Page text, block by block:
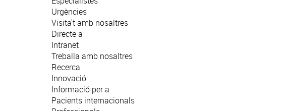
Urgències
Visita't amb nosaltres
Directe a
Intranet
Treballa amb nosaltres
Recerca
Innovació
Informació per a
Pacients internacionals